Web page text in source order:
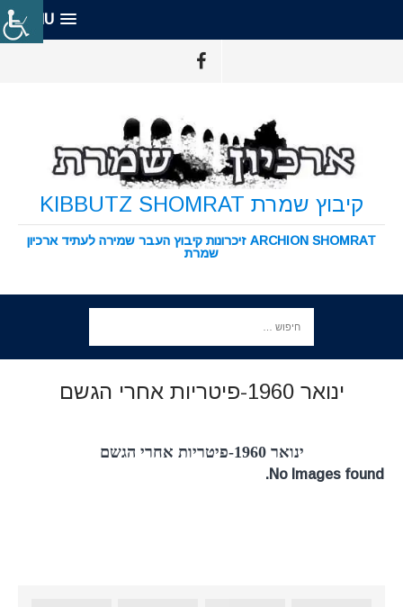
MENU
קיבוץ שמרת KIBBUTZ SHOMRAT
ARCHION SHOMRAT זיכרונות קיבוץ העבר שמירה לעתיד ארכיון
שמרת
ינואר 1960-פיטריות אחרי הגשם
ינואר 1960-פיטריות אחרי הגשם
No Images found.